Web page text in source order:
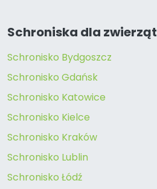
Schroniska dla zwierząt
Schronisko Bydgoszcz
Schronisko Gdańsk
Schronisko Katowice
Schronisko Kielce
Schronisko Kraków
Schronisko Lublin
Schronisko Łódź